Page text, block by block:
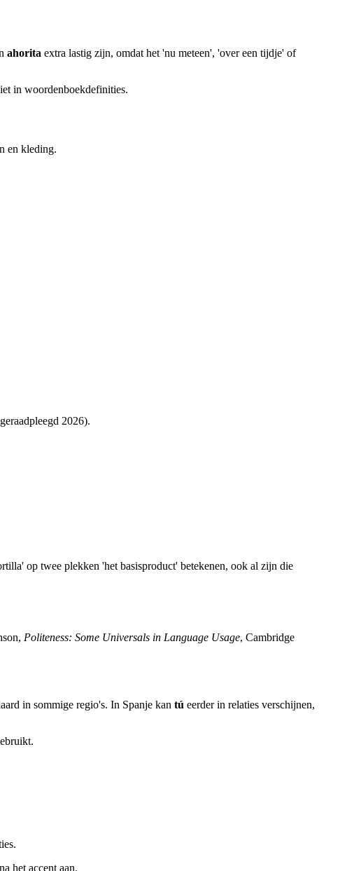
ahorita extra lastig zijn, omdat het 'nu meteen', 'over een tijdje' of
in woordenboekdefinities.
en kleding.
2026).
op twee plekken 'het basisproduct' betekenen, ook al zijn die
Politeness: Some Universals in Language Usage, Cambridge
in sommige regio's. In Spanje kan tú eerder in relaties verschijnen,
het accent aan.